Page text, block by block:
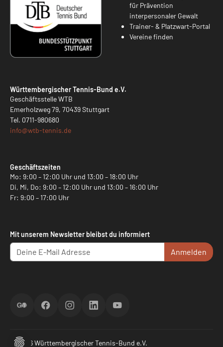
für Prävention
interpersonaler Gewalt
Trainer- & Platzwart-Portal
Vereine finden
Württembergischer Tennis-Bund e.V.
Geschäftsstelle WTB
Emerholzweg 79, 70439 Stuttgart
Tel. 0711-980680
info@wtb-tennis.de
Geschäftszeiten
Mo: 9:00 – 12:00 Uhr und 13:00 – 18:00 Uhr
Di, Mi, Do: 9:00 – 12:00 Uhr und 13:00 – 16:00 Uhr
Fr: 9:00 – 17:00 Uhr
Mit unserem Newsletter bleibst du informiert
Anmelden
ScoreGOFacebookInstagramLinkedInYouTube
© 2026 Württembergischer Tennis-Bund e.V.